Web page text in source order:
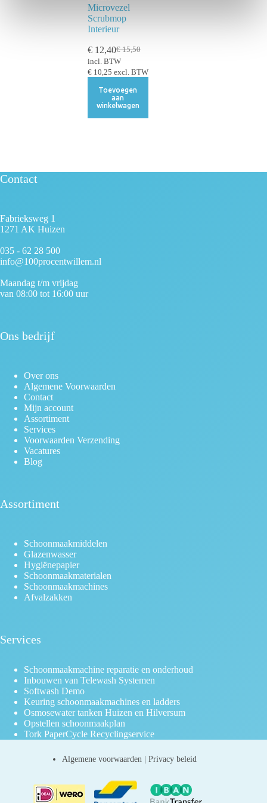
Microvezel
Scrubmop
Interieur
€15,50
€12,40
incl. BTW
€10,25 excl. BTW
Toevoegen
aan
winkelwagen
Contact
Fabrieksweg 1
1271 AK Huizen
035 - 62 28 500
info@100procentwillem.nl
Maandag t/m vrijdag
van 08:00 tot 16:00 uur
Ons bedrijf
Over ons
Algemene Voorwaarden
Contact
Mijn account
Assortiment
Services
Voorwaarden Verzending
Vacatures
Blog
Assortiment
Schoonmaakmiddelen
Glazenwasser
Hygiënepapier
Schoonmaakmaterialen
Schoonmaakmachines
Afvalzakken
Services
Schoonmaakmachine reparatie en onderhoud
Inbouwen van Telewash Systemen
Softwash Demo
Keuring schoonmaakmachines en ladders
Osmosewater tanken Huizen en Hilversum
Opstellen schoonmaakplan
Tork PaperCycle Recyclingservice
Algemene voorwaarden |Privacy beleid